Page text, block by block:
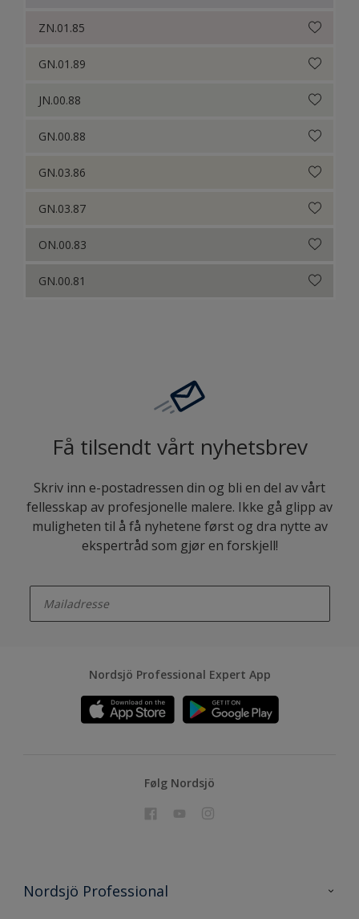
ZN.01.85
GN.01.89
JN.00.88
GN.00.88
GN.03.86
GN.03.87
ON.00.83
GN.00.81
Få tilsendt vårt nyhetsbrev
Skriv inn e-postadressen din og bli en del av vårt
fellesskap av profesjonelle malere. Ikke gå glipp av
muligheten til å få nyhetene først og dra nytte av
ekspertråd som gjør en forskjell!
Nordsjö Professional Expert App
Følg Nordsjö
Nordsjö Professional